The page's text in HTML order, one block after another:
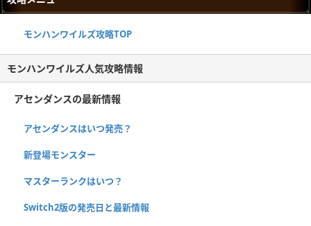
モンハンワイルズ攻略TOP
モンハンワイルズ人気攻略情報
アセンダンスの最新情報
アセンダンスはいつ発売？
新登場モンスター
マスターランクはいつ？
Switch2版の発売日と最新情報